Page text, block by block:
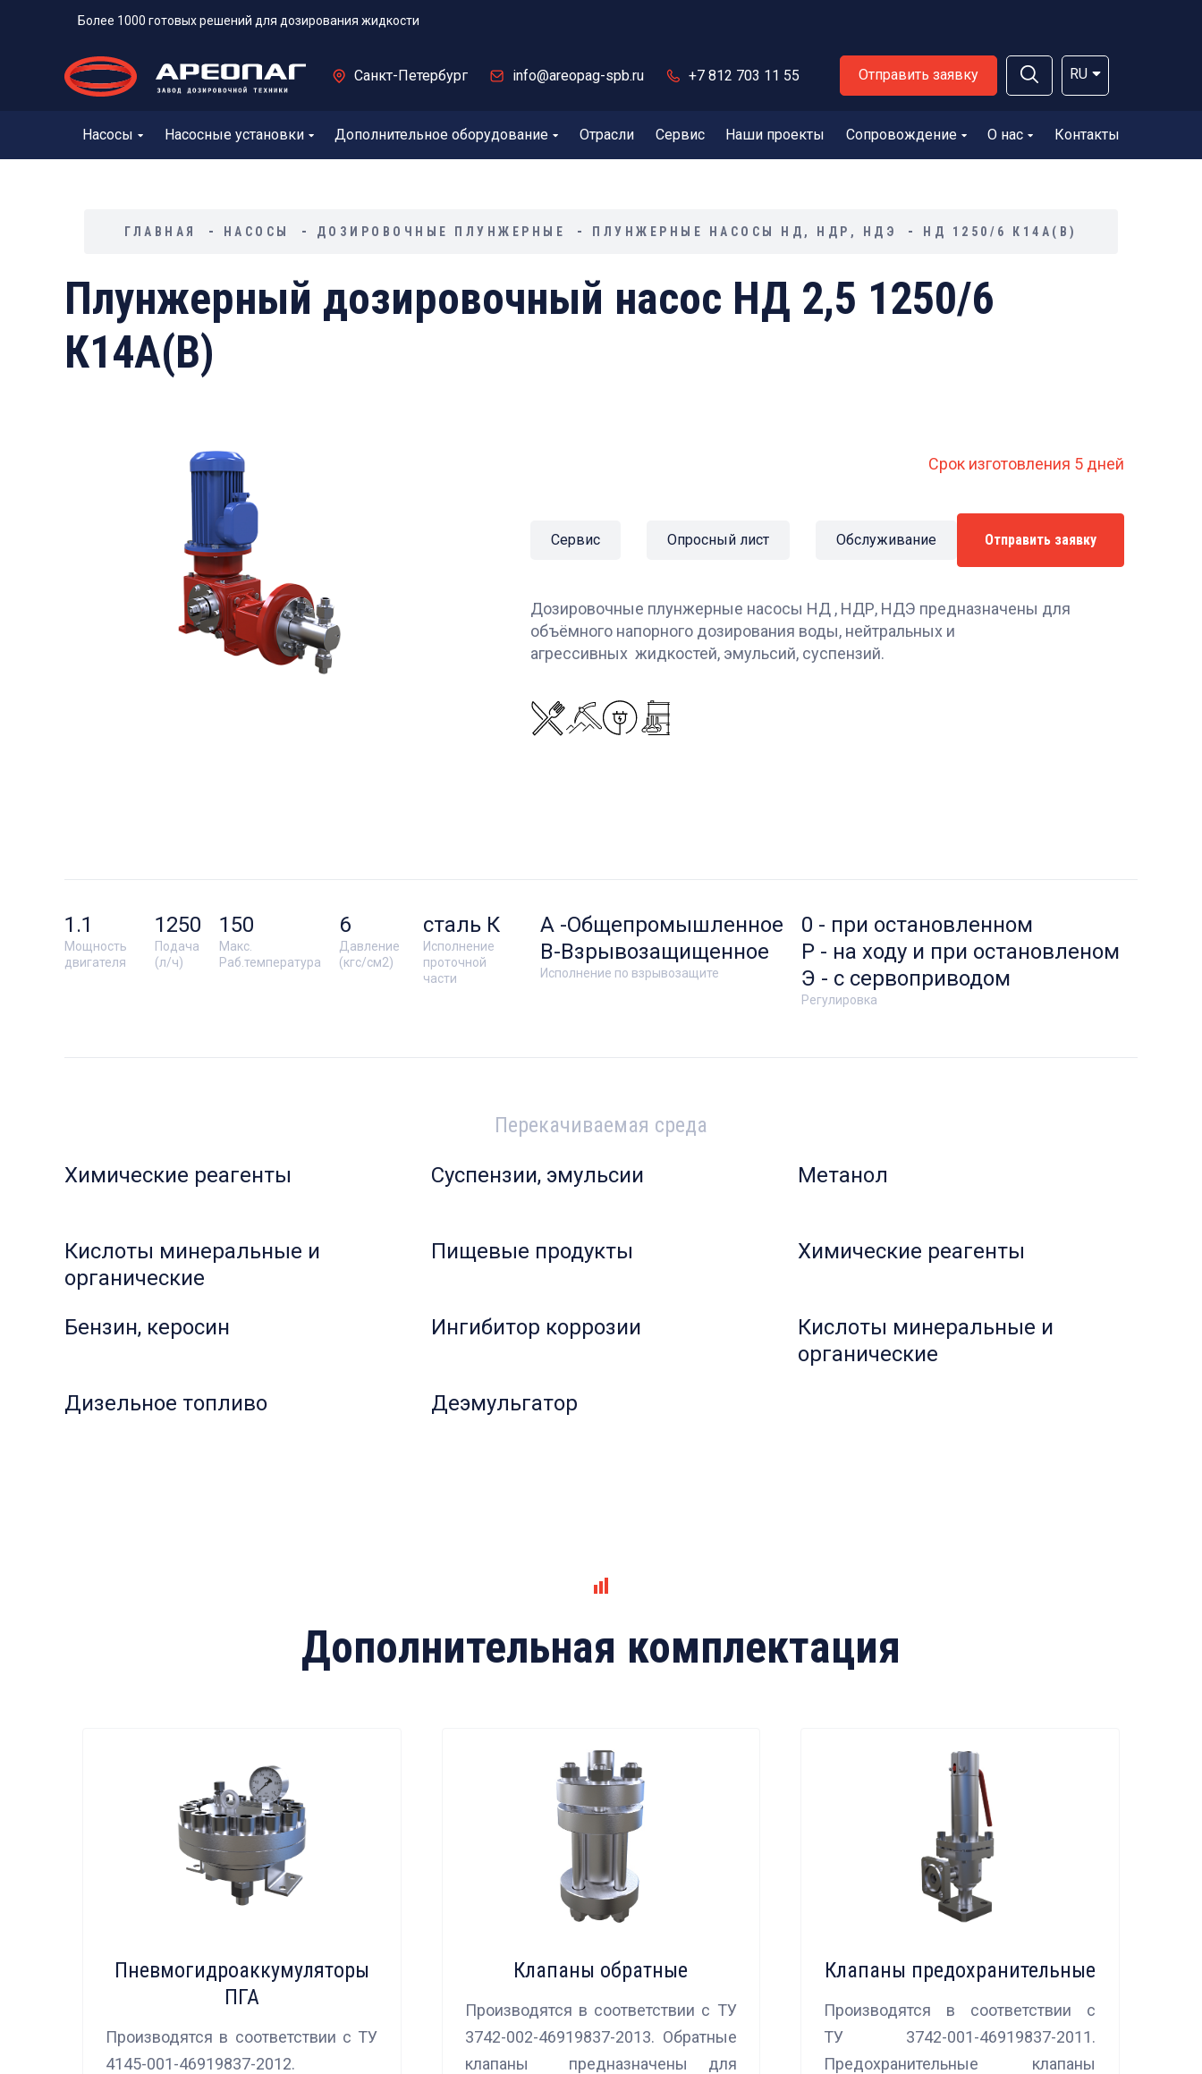
Более 1000 готовых решений для дозирования жидкости
Санкт-Петербург info@areopag-spb.ru +7 812 703 11 55 Отправить заявку RU
Насосы Насосные установки Дополнительное оборудование Отрасли Сервис Наши проекты Сопровождение О нас Контакты
ГЛАВНАЯ НАСОСЫ ДОЗИРОВОЧНЫЕ ПЛУНЖЕРНЫЕ ПЛУНЖЕРНЫЕ НАСОСЫ НД, НДР, НДЭ НД 1250/6 К14А(В)
Плунжерный дозировочный насос НД 2,5 1250/6
К14А(В)
Срок изготовления 5 дней
Сервис Опросный лист Обслуживание Отправить заявку
Дозировочные плунжерные насосы НД , НДР, НДЭ предназначены для
объёмного напорного дозирования воды, нейтральных и
агрессивных жидкостей, эмульсий, суспензий.
Мощность
двигателя
1.1
Подача
(л/ч)
1250
Макс.
Раб.температура
150
Давление
(кгс/см2)
6
Исполнение
проточной
части
сталь К
Исполнение по взрывозащите
А -Общепромышленное
В-Взрывозащищенное
Регулировка
0 - при остановленном
Р - на ходу и при остановленом
Э - с сервоприводом
Перекачиваемая среда
Химические реагенты
Кислоты минеральные и
органические
Бензин, керосин
Дизельное топливо
Суспензии, эмульсии
Пищевые продукты
Ингибитор коррозии
Деэмульгатор
Метанол
Химические реагенты
Кислоты минеральные и
органические
Дополнительная комплектация
Пневмогидроаккумуляторы
ПГА
Производятся в соответствии с ТУ
4145-001-46919837-2012.
Клапаны обратные
Производятся в соответствии с ТУ
3742-002-46919837-2013. Обратные
клапаны предназначены для
Клапаны предохранительные
Производятся в соответствии с
ТУ 3742-001-46919837-2011.
Предохранительные клапаны